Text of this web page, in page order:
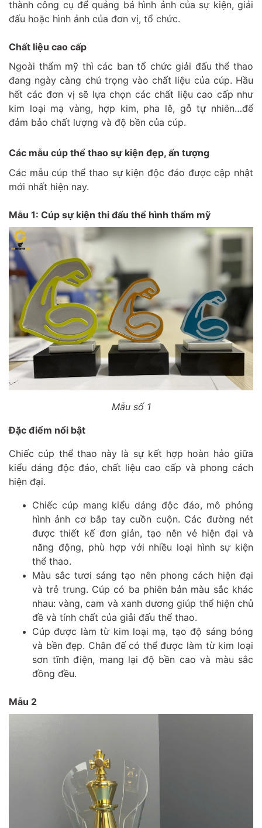
thành công cụ để quảng bá hình ảnh của sự kiện, giải
đấu hoặc hình ảnh của đơn vị, tổ chức.
Chất liệu cao cấp
Ngoài thẩm mỹ thì các ban tổ chức giải đấu thể thao
đang ngày càng chú trọng vào chất liệu của cúp. Hầu
hết các đơn vị sẽ lựa chọn các chất liệu cao cấp như
kim loại mạ vàng, hợp kim, pha lê, gỗ tự nhiên…để
đảm bảo chất lượng và độ bền của cúp.
Các mẫu cúp thể thao sự kiện đẹp, ấn tượng
Các mẫu cúp thể thao sự kiện độc đáo được cập nhật
mới nhất hiện nay.
Mẫu 1: Cúp sự kiện thi đấu thể hình thẩm mỹ
Mẫu số 1
Đặc điểm nổi bật
Chiếc cúp thể thao này là sự kết hợp hoàn hảo giữa
kiểu dáng độc đáo, chất liệu cao cấp và phong cách
hiện đại.
Chiếc cúp mang kiểu dáng độc đáo, mô phỏng
hình ảnh cơ bắp tay cuồn cuộn. Các đường nét
được thiết kế đơn giản, tạo nên vẻ hiện đại và
năng động, phù hợp với nhiều loại hình sự kiện
thể thao.
Màu sắc tươi sáng tạo nên phong cách hiện đại
và trẻ trung. Cúp có ba phiên bản màu sắc khác
nhau: vàng, cam và xanh dương giúp thể hiện chủ
đề và tính chất của giải đấu thể thao.
Cúp được làm từ kim loại mạ, tạo độ sáng bóng
và bền đẹp. Chân đế có thể được làm từ kim loại
sơn tĩnh điện, mang lại độ bền cao và màu sắc
đồng đều.
Mẫu 2